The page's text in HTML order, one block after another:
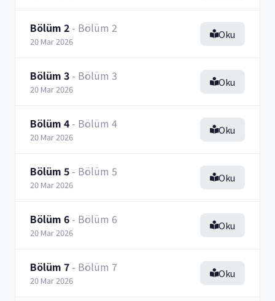
Bölüm 2 - Bölüm 2
20 Mar 2026
Oku
Bölüm 3 - Bölüm 3
20 Mar 2026
Oku
Bölüm 4 - Bölüm 4
20 Mar 2026
Oku
Bölüm 5 - Bölüm 5
20 Mar 2026
Oku
Bölüm 6 - Bölüm 6
20 Mar 2026
Oku
Bölüm 7 - Bölüm 7
20 Mar 2026
Oku